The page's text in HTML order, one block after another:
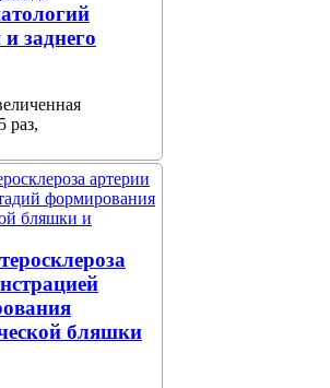
заднего
раз,
бляшки